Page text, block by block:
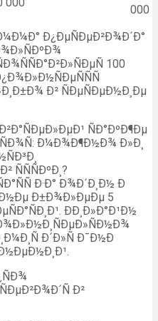
000
000
Ð¿ÐµÑÐµÐ²Ð¾Ð´Ð°
100
Ð² ÑÐµÑÐµÐ½Ð¸Ðµ
ÑÐ°ÐºÐ¶Ðµ
Ð¼Ð¾Ð¶Ð½Ð¾ Ð»Ð¸
ÑÑÑÐºÐ¸?
Ð·Ð° Ð¾Ð´Ð¸Ð½ Ð
Ð±Ð¾Ð»ÐµÐµ 5
ÐÐ¸Ð»Ð°Ð¹Ð½
Ð´Ð»Ñ Ð¯Ð½Ð
Ð²